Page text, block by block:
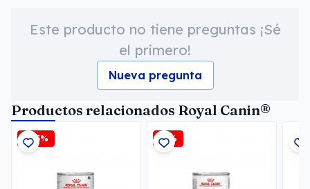
Este producto no tiene preguntas ¡Sé
el primero!
Nueva pregunta
Productos relacionados Royal Canin®
-2,5% -6%